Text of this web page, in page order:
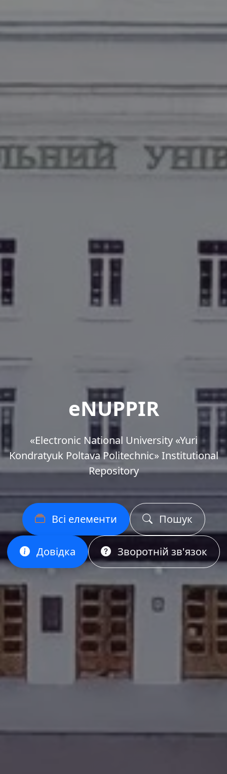
eNUPPIR
«Еlectronic National University «Yuri
Kondratyuk Poltava Politechnic» Institutional
Repository
Всі елементи Пошук
Довідка Зворотній зв'язок